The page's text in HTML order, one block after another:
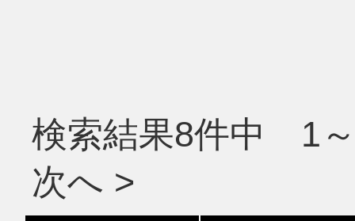
検索結果8件中 1
次へ >